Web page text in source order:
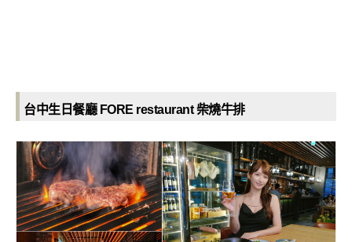
台中生日餐廳 FORE restaurant 柴燒牛排